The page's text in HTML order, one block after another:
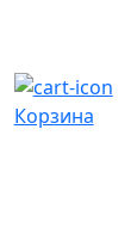
Корзина